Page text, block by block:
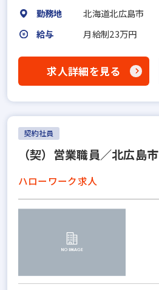
勤務地
北海道北広島市
給与
月給制23万円
求人詳細を見る
契約社員
（契）営業職員／北広島市
ハローワーク求人